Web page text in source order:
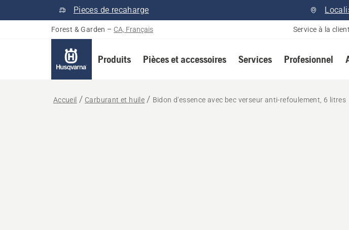
Pieces de recaharge
Forest & Garden – CA, Français Service à la
Produits Pièces et accessoires Services Profesionnel
Accueil Carburant et huile Bidon d'essence avec bec verseur anti-refoulement, 6 litres